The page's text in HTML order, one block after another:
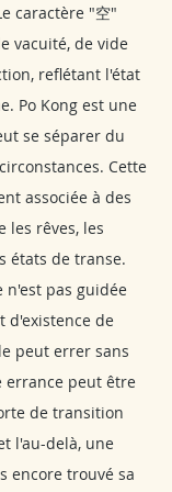
caractère "空"
vacuité, de vide
reflétant l'état
Po Kong est une
se séparer du
Cette
associée à des
les rêves, les
états de transe.
n'est pas guidée
d'existence de
peut errer sans
errance peut être
de transition
l'au-delà, une
encore trouvé sa